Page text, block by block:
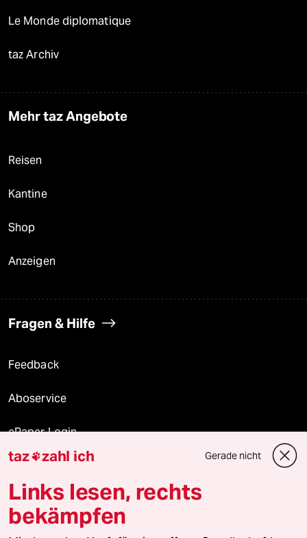
Le Monde diplomatique
taz Archiv
Mehr taz Angebote
Reisen
Kantine
Shop
Anzeigen
Fragen & Hilfe
Feedback
Aboservice
ePaper Login
Downloads für Abonnierende
© 2026 taz Verlags und Vertriebs GmbH
taz zahl ich Gerade nicht
Links lesen, rechts
bekämpfen